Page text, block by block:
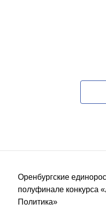
Оренбургские
полуфинале конкурса
Политика»